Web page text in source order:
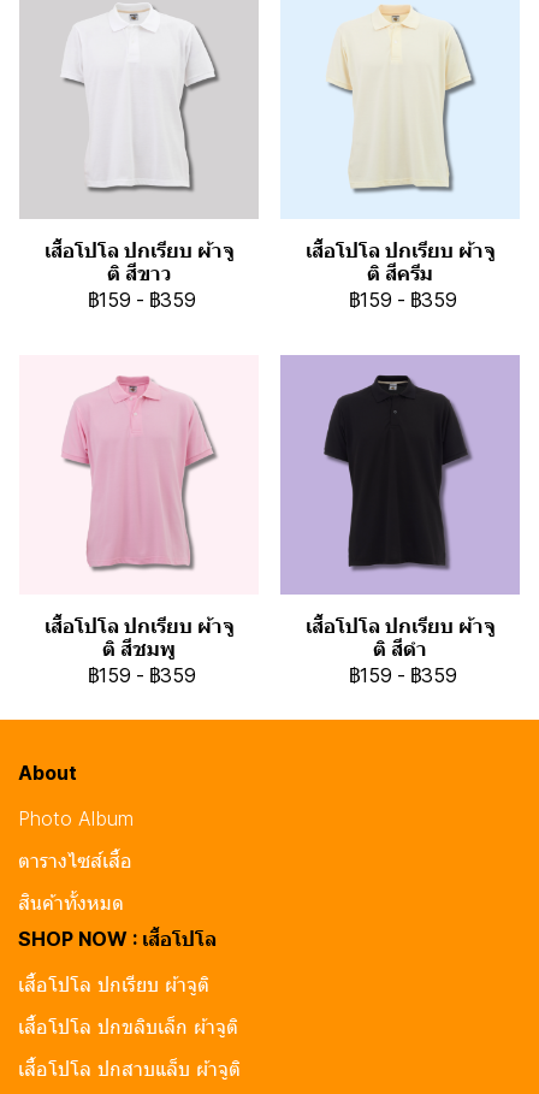
เสื้อโปโล ปกเรียบ ผ้าจู
ติ สีขาว
฿159 - ฿359
เสื้อโปโล ปกเรียบ ผ้าจู
ติ สีครีม
฿159 - ฿359
เสื้อโปโล ปกเรียบ ผ้าจู
ติ สีชมพู
฿159 - ฿359
เสื้อโปโล ปกเรียบ ผ้าจู
ติ สีดำ
฿159 - ฿359
About
Photo Album
ตารางไซส์เสื้อ
สินค้าทั้งหมด
SHOP NOW : เสื้อโปโล
เสื้อโปโล ปกเรียบ ผ้าจูติ
เสื้อโปโล ปกขลิบเล็ก ผ้าจูติ
เสื้อโปโล ปกสาบแล็บ ผ้าจูติ